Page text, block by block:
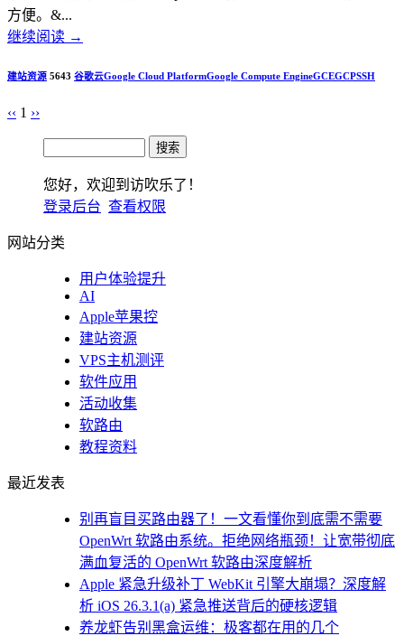
方便。&...
继续阅读 →
建站资源 5643 谷歌云Google Cloud PlatformGoogle Compute EngineGCEGCPSSH
‹‹ 1 ››
您好，欢迎到访吹乐了！
登录后台 查看权限
网站分类
用户体验提升
AI
Apple苹果控
建站资源
VPS主机测评
软件应用
活动收集
软路由
教程资料
最近发表
别再盲目买路由器了！一文看懂你到底需不需要
OpenWrt 软路由系统。拒绝网络瓶颈！让宽带彻底
满血复活的 OpenWrt 软路由深度解析
Apple 紧急升级补丁 WebKit 引擎大崩塌？深度解
析 iOS 26.3.1(a) 紧急推送背后的硬核逻辑
养龙虾告别黑盒运维：极客都在用的几个